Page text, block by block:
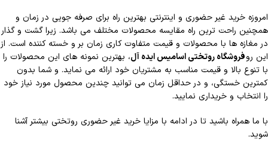
امروزه خرید غیر حضوری و اینترنتی بهترین راه برای صرفه جویی در زمان و
همچنین راحت ترین راه مقایسه محصولات مختلف می باشد. زیرا گشت و گذار
در مغازه ها با محصولات و قیمت متفاوت کاری زمان بر و خسته کننده است. از
این روفروشگاه روتختی اسامیس ایده آل، بهترین نمونه های این محصولات را
با تنوع بالا و قیمت مناسب به مشتریان خود ارائه می نماید. و شما بدون
کمترین خستگی، و در حداقل زمان می توانید چندین محصول مورد نیاز خود
را انتخاب و خریداری نمایید.
با ما همراه باشید تا در ادامه با مزایا خرید غیر حضوری روتختی بیشتر آشنا
شوید.